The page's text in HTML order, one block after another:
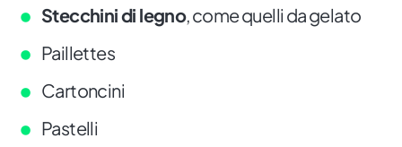
Stecchini di legno, come quelli da gelato
Paillettes
Cartoncini
Pastelli